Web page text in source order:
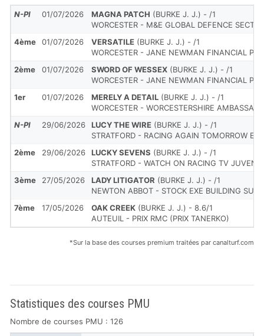
N-Pl 01/07/2026 MAGNA PATCH (BURKE J. J.) - /1
WORCESTER - M&E GLOBAL DEFENCE
4ème
01/07/2026 VERSATILE (BURKE J. J.) - /1
WORCESTER - JANE NEWMAN FINANCIAL
2ème
01/07/2026 SWORD OF WESSEX (BURKE J. J.) - /1
WORCESTER - JANE NEWMAN FINANCIAL
1er
01/07/2026 MERELY A DETAIL (BURKE J. J.) - /1
WORCESTER - WORCESTERSHIRE
N-Pl
29/06/2026 LUCY THE WIRE (BURKE J. J.) - /1
STRATFORD - RACING AGAIN TOMORROW
2ème
29/06/2026 LUCKY SEVENS (BURKE J. J.) - /1
STRATFORD - WATCH ON RACING TV
3ème
27/05/2026 LADY LITIGATOR (BURKE J. J.) - /1
NEWTON ABBOT - STOCK EXE BUILDING
7ème
17/05/2026 OAK CREEK (BURKE J. J.) - 8.6/1
AUTEUIL - PRIX RMC (PRIX TANERKO)
*Sur la base des courses premium traitées par canalturf.com
Statistiques des courses PMU
Nombre de courses PMU : 126